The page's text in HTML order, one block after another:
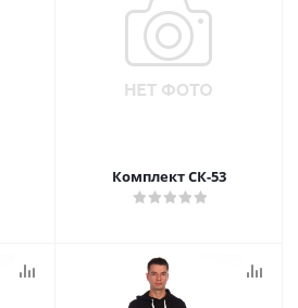
Комплект СК-53